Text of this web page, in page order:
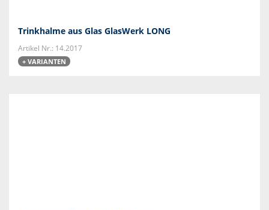
Trinkhalme aus Glas GlasWerk LONG
Artikel Nr.: 14.2017
+ VARIANTEN